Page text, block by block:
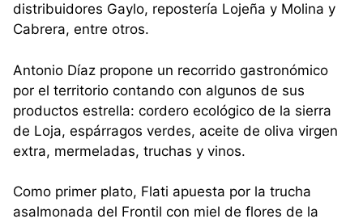
distribuidores Gaylo, repostería Lojeña y Molina y
Cabrera, entre otros.
Antonio Díaz propone un recorrido gastronómico
por el territorio contando con algunos de sus
productos estrella: cordero ecológico de la sierra
de Loja, espárragos verdes, aceite de oliva virgen
extra, mermeladas, truchas y vinos.
Como primer plato, Flati apuesta por la trucha
asalmonada del Frontil con miel de flores de la